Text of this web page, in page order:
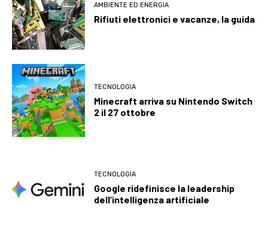
AMBIENTE ED ENERGIA
Rifiuti elettronici e vacanze, la guida
TECNOLOGIA
Minecraft arriva su Nintendo Switch
2 il 27 ottobre
TECNOLOGIA
Google ridefinisce la leadership
dell’intelligenza artificiale